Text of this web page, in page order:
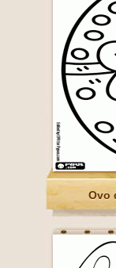
Ovo